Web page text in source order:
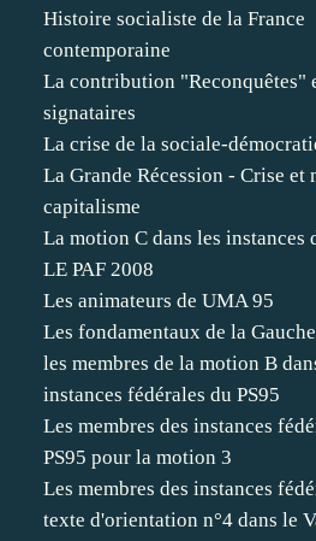
Histoire socialiste de la France
contemporaine
La contribution "Reconquêtes"
signataires
La crise de la sociale-
La Grande Récession - Crise et
capitalisme
La motion C dans les instances
LE PAF 2008
Les animateurs de UMA 95
Les fondamentaux de la Gauche
les membres de la motion B
instances fédérales du PS95
Les membres des instances
PS95 pour la motion 3
Les membres des instances
texte d'orientation n°4 dans le